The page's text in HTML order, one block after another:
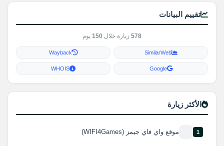
تقييم البيانات
578 زيارة خلال 150 يوم
SimilarWeb
Wayback
Google
WHOIS
الأكثر زيارة
1 موقع واي فاي جيمز (WIFI4Games)